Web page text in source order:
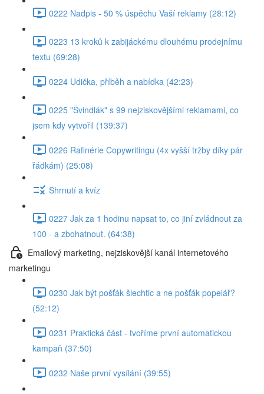
0222 Nadpis - 50 % úspěchu Vaší reklamy (28:12)
0223 13 kroků k zabijáckému dlouhému prodejnímu
textu (69:28)
0224 Udička, příběh a nabídka (42:23)
0225 "Švindlák" s 99 nejziskovějšími reklamami, co
jsem kdy vytvořil (139:37)
0226 Rafinérie Copywritingu (4x vyšší tržby díky pár
řádkám) (25:08)
Shrnutí a kvíz
0227 Jak za 1 hodinu napsat to, co jiní zvládnout za
100 - a zbohatnout. (64:38)
Emailový marketing, nejziskovější kanál internetového
marketingu
0230 Jak být pošťák šlechtic a ne pošťák popelář?
(52:12)
0231 Praktická část - tvoříme první automatickou
kampaň (37:50)
0232 Naše první vysílání (39:55)